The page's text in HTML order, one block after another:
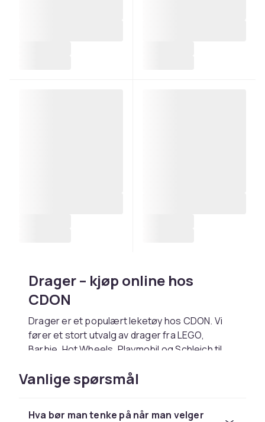
Drager – kjøp online hos
CDON
Drager er et populært leketøy hos CDON. Vi
fører et stort utvalg av drager fra LEGO,
Barbie, Hot Wheels, Playmobil og Schleich til
Velg drager basert på barnets alder og
rask levering og enkel retur.
Vanlige spørsmål
Hva bør man tenke på når man velger